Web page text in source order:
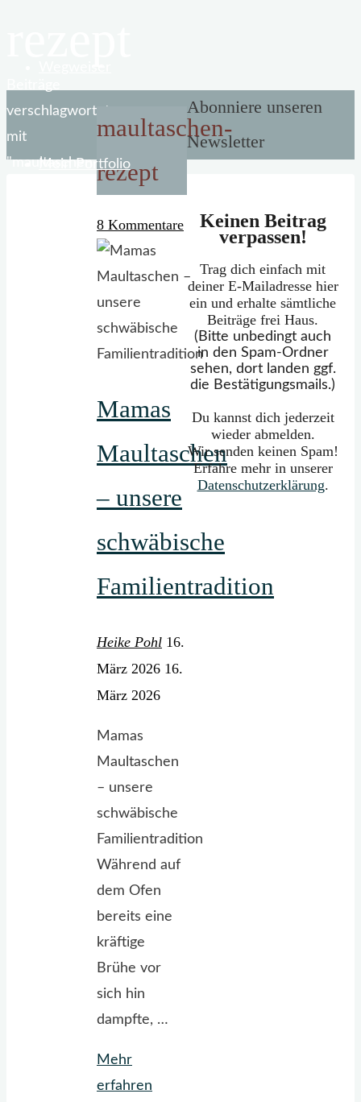
Mein Portfolio
verschlagwortet
mit
"maultaschen-
maultaschen-
rezept
8 Kommentare
Mamas
Maultaschen
– unsere
schwäbische
Familientradition
Heike Pohl 16.
März 2026 16.
März 2026
Mamas
Maultaschen
– unsere
schwäbische
Familientradition
Während auf
dem Ofen
bereits eine
kräftige
Brühe vor
sich hin
dampfte, …
Mehr
erfahren
Abonniere unseren
Newsletter
Keinen Beitrag
verpassen!
Trag dich einfach mit
deiner E-Mailadresse hier
ein und erhalte sämtliche
Beiträge frei Haus.
(Bitte unbedingt auch
in den Spam-Ordner
sehen, dort landen ggf.
die Bestätigungsmails.)
Du kannst dich jederzeit
wieder abmelden.
Wir senden keinen Spam!
Erfahre mehr in unserer
Datenschutzerklärung.